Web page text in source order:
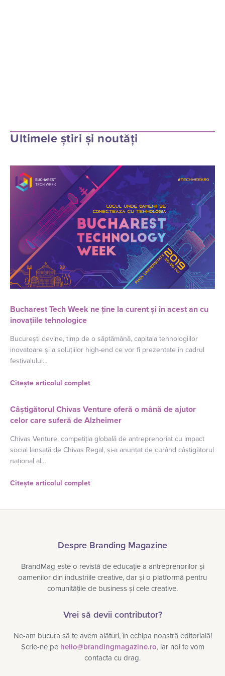
Ultimele știri și noutăți
Bucharest Tech Week ne ține la curent și în acest an cu
inovațiile tehnologice
București devine, timp de o săptămână, capitala tehnologiilor
inovatoare și a soluțiilor high-end ce vor fi prezentate în cadrul
festivalului…
Citește articolul complet
Câștigătorul Chivas Venture oferă o mână de ajutor
celor care suferă de Alzheimer
Chivas Venture, competiția globală de antreprenoriat cu impact
social lansată de Chivas Regal, și-a anunțat de curând câștigătorul
național al…
Citește articolul complet
Despre Branding Magazine
BrandMag este o revistă de educație a antreprenorilor și
oamenilor din industriile creative, dar și o platformă pentru
comunitățile de business și cele creative.
Vrei să devii contributor?
Ne-am bucura să te avem alături, în echipa noastră editorială!
Scrie-ne pe hello@brandingmagazine.ro, iar noi te vom
contacta cu drag.